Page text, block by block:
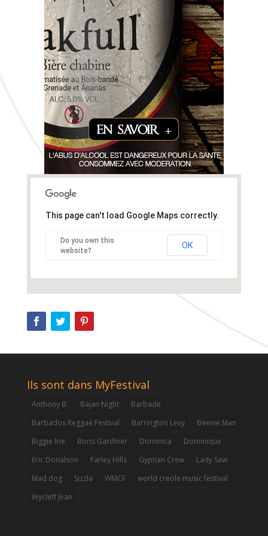
This page can't load Google Maps correctly.
Do you own this
website?
OK
Ils sont dans MyFestival
Anthony B. Bajan Night
Barbade
Barbados Reggae Festival
Barrington Levy
Beenie Man
Biggie Irie
Boris Gardiner Dominica
Dominique
Eric Donalson
Farley Hills Gyptian Crew
Lady Saw
Mad dog
Sizzla WMCF
world creole music festival
Wycleff Jean